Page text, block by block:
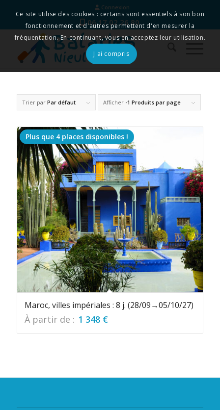
Connexion
06 17 02 26 80
Trier par Par défaut Afficher -1 Produits par page
Plus que 4 places disponibles !
Maroc, villes impériales : 8 j. (28/09→05/10/27)
À partir de : 1 348 €
Ce site utilise des cookies : certains sont essentiels à son bon
fonctionnement et d'autres permettent d'en mesurer la
fréquentation. En continuant, vous en acceptez leur utilisation.
J'ai compris